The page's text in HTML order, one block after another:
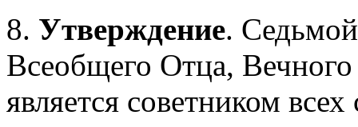
8. Утверждение.
Всеобщего Отца,
является советником